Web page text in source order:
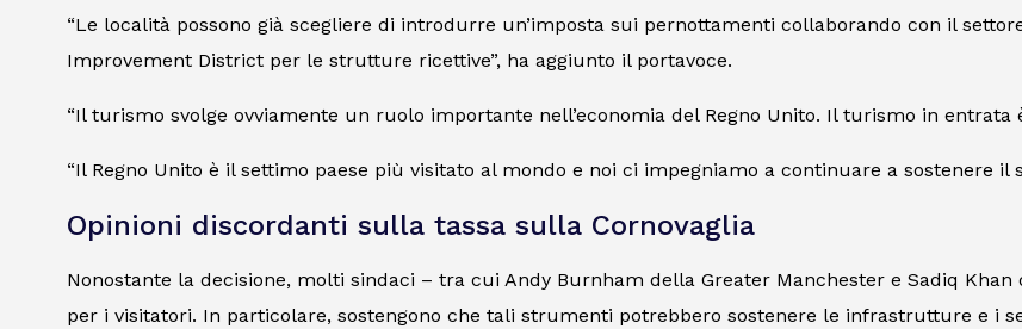
“Le località possono già scegliere di introdurre un’imposta sui pernottamenti collaborando con il
Improvement District per le strutture ricettive”, ha aggiunto il portavoce.
“Il turismo svolge ovviamente un ruolo importante nell’economia del Regno Unito. Il turismo in
“Il Regno Unito è il settimo paese più visitato al mondo e noi ci impegniamo a continuare a sostenere il
Opinioni discordanti sulla tassa sulla Cornovaglia
Nonostante la decisione, molti sindaci – tra cui Andy Burnham della Greater Manchester e Sadiq
per i visitatori. In particolare, sostengono che tali strumenti potrebbero sostenere le infrastrutture e i